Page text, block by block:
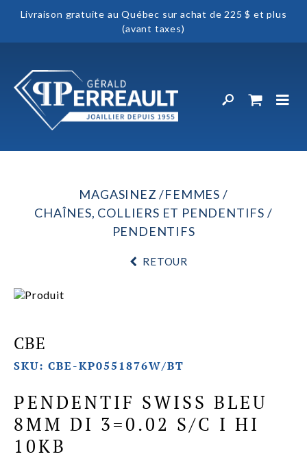
Livraison gratuite au Québec sur achat de 225 $ et plus
(avant taxes)
MAGASINEZ
FEMMES
CHAÎNES, COLLIERS ET PENDENTIFS
PENDENTIFS
RETOUR
CBE
SKU: CBE-KP0551876W/BT
PENDENTIF SWISS BLEU
8MM DI 3=0.02 S/C I HI
10KB